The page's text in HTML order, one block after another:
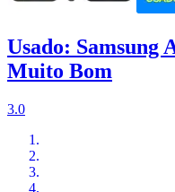
Usado: Samsung
Muito Bom
3.0